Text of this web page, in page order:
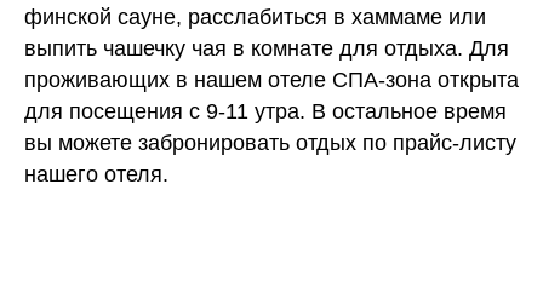
финской сауне, расслабиться в хаммаме или
выпить чашечку чая в комнате для отдыха. Для
проживающих в нашем отеле СПА-зона открыта
для посещения с 9-11 утра. В остальное время
вы можете забронировать отдых по прайс-листу
нашего отеля.